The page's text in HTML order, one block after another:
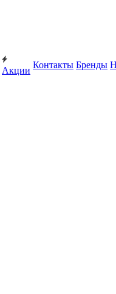
Акции
Контакты Бренды